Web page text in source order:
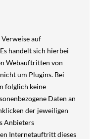
auf
handelt sich hierbei
Webauftritten von
um Plugins. Bei
folglich keine
Daten an
der jeweiligen
Anbieters
Internetauftritt dieses